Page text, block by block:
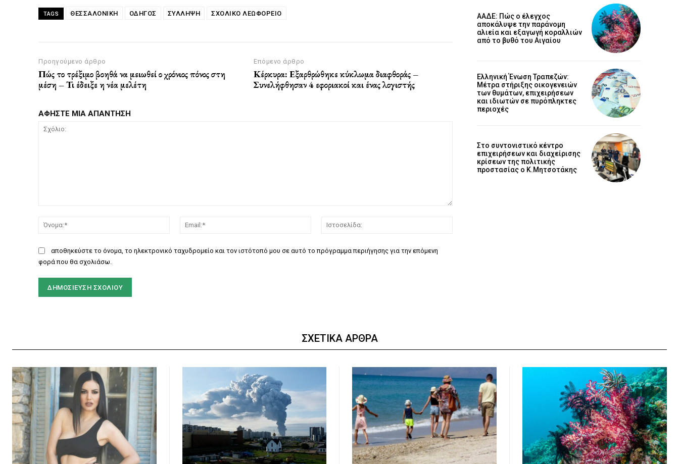
TAGS ΘΕΣΣΑΛΟΝΙΚΗ ΟΔΗΓΟΣ ΣΥΛΛΗΨΗ ΣΧΟΛΙΚΟ ΛΕΩΦΟΡΕΙΟ
Προηγούμενο άρθρο
Πώς το τρέξιμο βοηθά να μειωθεί ο χρόνιος πόνος στη
μέση – Τι έδειξε η νέα μελέτη
Επόμενο άρθρο
Κέρκυρα: Εξαρθρώθηκε κύκλωμα διαφθοράς –
Συνελήφθησαν 4 εφοριακοί και ένας λογιστής
ΑΦΗΣΤΕ ΜΙΑ ΑΠΑΝΤΗΣΗ
Όνομα:*
Email:*
αποθηκεύστε το όνομα, το ηλεκτρονικό ταχυδρομείο και τον ιστότοπό μου σε αυτό το πρόγραμμα περιήγησης για την επόμενη
φορά που θα σχολιάσω.
ΑΑΔΕ: Πώς ο έλεγχος
αποκάλυψε την παράνομη
αλιεία και εξαγωγή κοραλλιών
από το βυθό του Αιγαίου
Ελληνική Ένωση Τραπεζών:
Μέτρα στήριξης οικογενειών
των θυμάτων, επιχειρήσεων
και ιδιωτών σε πυρόπληκτες
περιοχές
Στο συντονιστικό κέντρο
επιχειρήσεων και διαχείρισης
κρίσεων της πολιτικής
προστασίας ο Κ.Μητσοτάκης
ΣΧΕΤΙΚΑ ΑΡΘΡΑ